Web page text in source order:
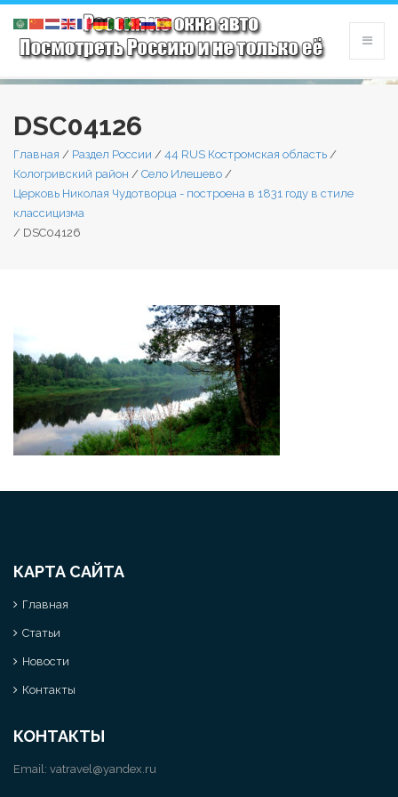
DSC04126
Главная / Раздел России / 44 RUS Костромская область /
Кологривский район / Село Илешево /
Церковь Николая Чудотворца - построена в 1831 году в стиле
классицизма
/ DSC04126
КАРТА САЙТА
Главная
Статьи
Новости
Контакты
КОНТАКТЫ
Email: vatravel@yandex.ru